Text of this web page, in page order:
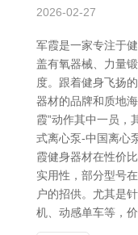
2026-02-27
军霞是一家专注于
盖有氧器械、力量
度。跟着健身飞扬
器材的品牌和质地
霞”动作其中一员，
式离心泵-中国离心
霞健身器材在性价
实用性，部分型号
户的招供。尤其是
机、动感单车等，